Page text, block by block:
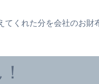
くれた分を会社のお財